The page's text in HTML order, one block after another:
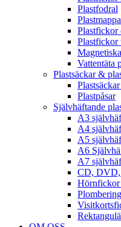
Plastfodral
Plastfickor
Plastfickor
Vattentäta
Plastsäckar &
Plastpåsar
Självhäftande
A3
A4
A5
A6
A7
CD, DVD,
Hörnfickor